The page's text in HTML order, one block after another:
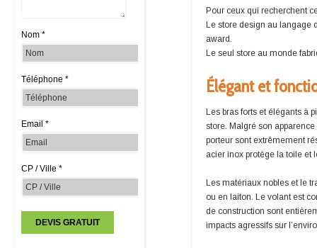
Pour ceux qui recherchent
Le store design au langage
award.
Le seul store au monde
Élégant et
Les bras forts et élégants à
store. Malgré son
porteur sont extrêmement
acier inox protège la toile et
Les matériaux nobles et le
ou en laiton. Le volant est
de construction sont
impacts agressifs sur
Nom *
Téléphone *
Email *
CP / Ville *